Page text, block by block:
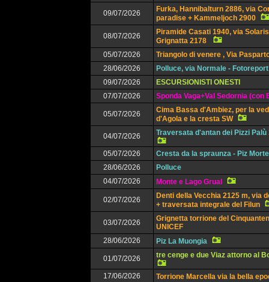
09/07/2026
Furka, Hannibalturn 2886, via
paradise + Kammeljoch 2900
08/07/2026
Piramide Casati 1940, via
Grignatta 2178
05/07/2026
Triangolo di venere , Via
28/06/2026
Polluce, via Normale - Fotoreport
09/07/2026
ESCURSIONISTI ONESTI
07/07/2026
Sponda Vaga+Val Sedornia (con
05/07/2026
Cima Bassa d'Ambiez, per la
d'Agola e la cresta SW
04/07/2026 Traversata d'antan dei Pizzi Palù
05/07/2026
Cresta da la spraunza - Piz
28/06/2026
Polluce
04/07/2026
Monte e Lago Grual
02/07/2026
Denti della Vecchia 2125 m, via
+ traversata integrale del Filun
03/07/2026
Grignetta torrione del
UNICEF
28/06/2026
Piz La Muongia
01/07/2026 tre cenge e due Viaz attorno al
17/06/2026
Torrione Marcella via la bella